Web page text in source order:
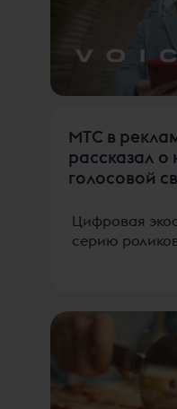
МТС в
рассказал о
голосовой
Цифровая
серию